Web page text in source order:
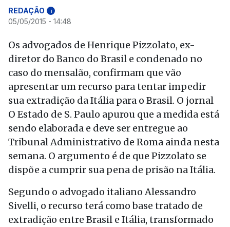
REDAÇÃO i
05/05/2015 - 14:48
Os advogados de Henrique Pizzolato, ex-
diretor do Banco do Brasil e condenado no
caso do mensalão, confirmam que vão
apresentar um recurso para tentar impedir
sua extradição da Itália para o Brasil. O jornal
O Estado de S. Paulo apurou que a medida está
sendo elaborada e deve ser entregue ao
Tribunal Administrativo de Roma ainda nesta
semana. O argumento é de que Pizzolato se
dispõe a cumprir sua pena de prisão na Itália.
Segundo o advogado italiano Alessandro
Sivelli, o recurso terá como base tratado de
extradição entre Brasil e Itália, transformado